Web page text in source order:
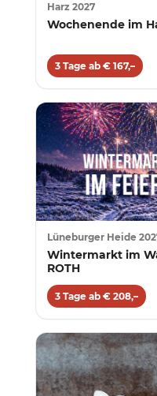
Harz 2027
Wochenende im
3 Tage ab € 167,–
Lüneburger Heide
Wintermarkt im
ROTH
3 Tage ab € 208,–